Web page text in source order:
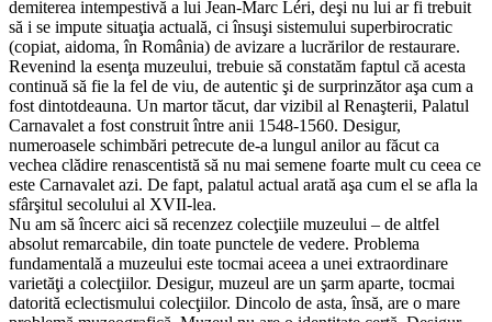
demiterea intempestivă a lui Jean-Marc Léri, deşi nu lui ar fi trebuit
să i se impute situaţia actuală, ci însuşi sistemului superbirocratic
(copiat, aidoma, în România) de avizare a lucrărilor de restaurare.
Revenind la esenţa muzeului, trebuie să constatăm faptul că acesta
continuă să fie la fel de viu, de autentic şi de surprinzător aşa cum a
fost dintotdeauna. Un martor tăcut, dar vizibil al Renaşterii, Palatul
Carnavalet a fost construit între anii 1548-1560. Desigur,
numeroasele schimbări petrecute de-a lungul anilor au făcut ca
vechea clădire renascentistă să nu mai semene foarte mult cu ceea ce
este Carnavalet azi. De fapt, palatul actual arată aşa cum el se afla la
sfârşitul secolului al XVII-lea.
Nu am să încerc aici să recenzez colecţiile muzeului – de altfel
absolut remarcabile, din toate punctele de vedere. Problema
fundamentală a muzeului este tocmai aceea a unei extraordinare
varietăţi a colecţiilor. Desigur, muzeul are un şarm aparte, tocmai
datorită eclectismului colecţiilor. Dincolo de asta, însă, are o mare